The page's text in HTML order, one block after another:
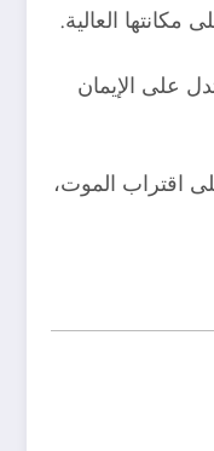
العالية.
على الإيمان
اقتراب الموت،